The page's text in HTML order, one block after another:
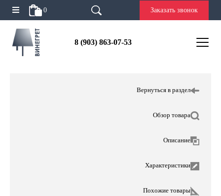
0 Заказать звонок
8 (903) 863-07-53
Вернуться в раздел
Обзор товара
Описание
Характеристики
Похожие товары